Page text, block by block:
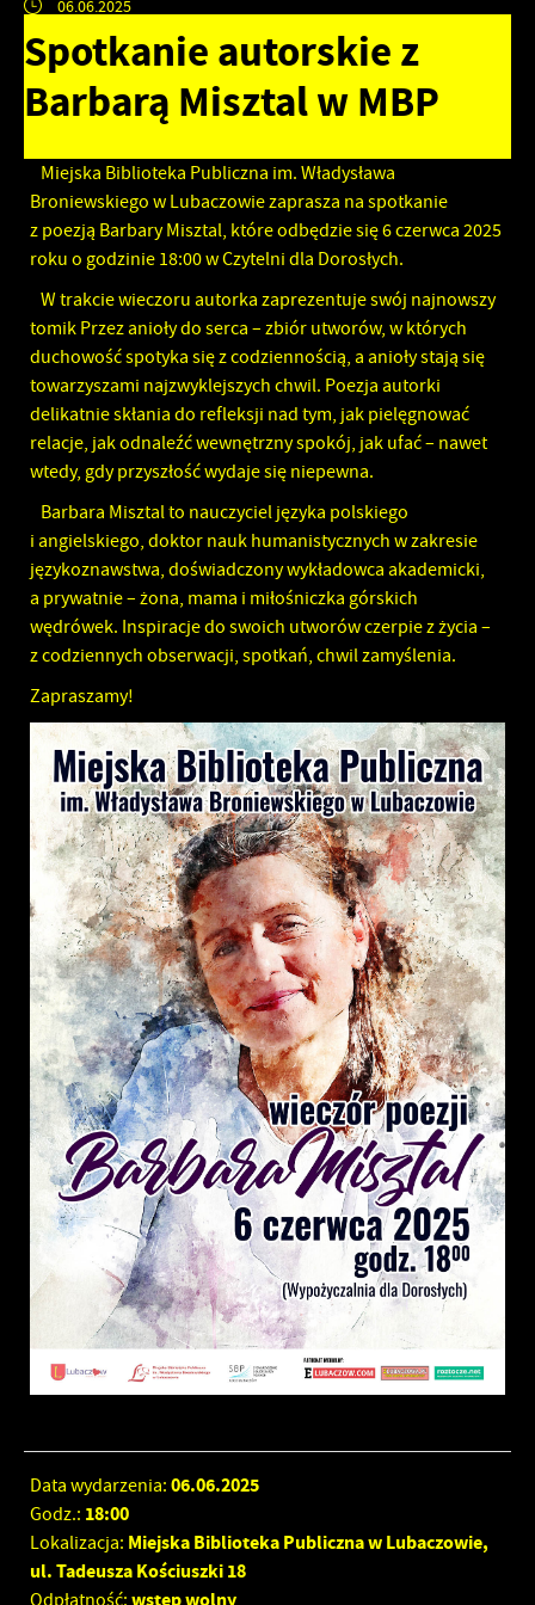
06.06.2025
Spotkanie autorskie z
Barbarą Misztal w MBP
Miejska Biblioteka Publiczna im. Władysława
Broniewskiego w Lubaczowie zaprasza na spotkanie
z poezją Barbary Misztal, które odbędzie się 6 czerwca 2025
roku o godzinie 18:00 w Czytelni dla Dorosłych.
W trakcie wieczoru autorka zaprezentuje swój najnowszy
tomik Przez anioły do serca – zbiór utworów, w których
duchowość spotyka się z codziennością, a anioły stają się
towarzyszami najzwyklejszych chwil. Poezja autorki
delikatnie skłania do refleksji nad tym, jak pielęgnować
relacje, jak odnaleźć wewnętrzny spokój, jak ufać – nawet
wtedy, gdy przyszłość wydaje się niepewna.
Barbara Misztal to nauczyciel języka polskiego
i angielskiego, doktor nauk humanistycznych w zakresie
językoznawstwa, doświadczony wykładowca akademicki,
a prywatnie – żona, mama i miłośniczka górskich
wędrówek. Inspiracje do swoich utworów czerpie z życia –
z codziennych obserwacji, spotkań, chwil zamyślenia.
Zapraszamy!
Data wydarzenia: 06.06.2025
Godz.: 18:00
Lokalizacja: Miejska Biblioteka Publiczna w Lubaczowie,
ul. Tadeusza Kościuszki 18